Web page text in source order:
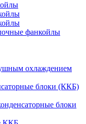
фанкойлы
охлаждением
блоки (ККБ)
блоки